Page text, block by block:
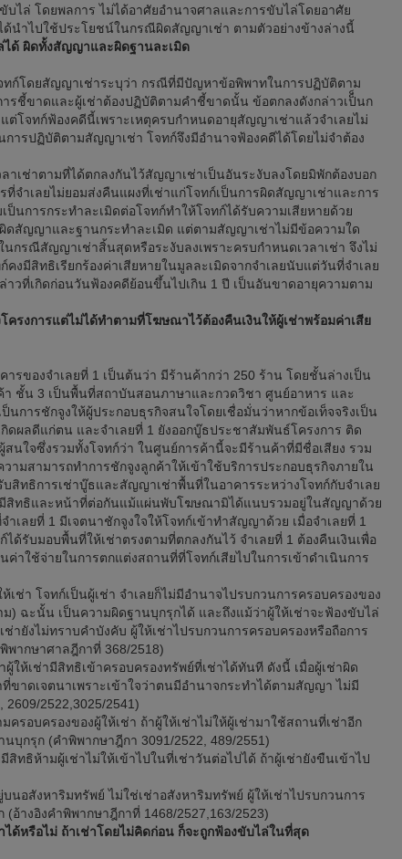
โดยพลการ ไม่ได้อาศัยอำนาจศาลและการขับไล่โดยอาศัย
ด้นำไปใช้ประโยชน์ในกรณีผิดสัญญาเช่า ตามตัวอย่างข้างล่างนี้
ด้ ผิดทั้งสัญญาและผิดฐานละเมิด
ยสัญญาเช่าระบุว่า กรณีที่มีปัญหาข้อพิพาทในการปฏิบัติตาม
ชี้ขาดและผู้เช่าต้องปฏิบัติตามคำชี้ขาดนั้น ข้อตกลงดังกล่าวเป็็นก
จทก์ฟ้องคดีนี้เพราะเหตุครบกำหนดอายุสัญญาเช่าแล้วจำเลยไม่
ารปฏิบัติตามสัญญาเช่า โจทก์จึงมีอำนาจฟ้องคดีได้โดยไม่จำต้อง
าตามที่ได้ตกลงกันไว้สัญญาเช่าเป็นอันระงับลงโดยมิพักต้องบอก
จำเลยไม่ยอมส่งคืนแผงที่เช่าแก่โจทก์เป็นการผิดสัญญาเช่าและการ
ป็นการกระทำละเมิดต่อโจทก์ทำให้โจทก์ได้รับความเสียหายด้วย
ผิดสัญญาและฐานกระทำละเมิด แต่ตามสัญญาเช่าไม่มีข้อความใด
กรณีสัญญาเช่าสิ้นสุดหรือระงับลงเพราะครบกำหนดเวลาเช่า จึงไม่
งมีสิทธิเรียกร้องค่าเสียหายในมูลละเมิดจากจำเลยนับแต่วันที่จำเลย
าวที่เกิดก่อนวันฟ้องคดีย้อนขึ้นไปเกิน 1 ปี เป็นอันขาดอายุความตาม
รงการแต่ไม่ได้ทำตามที่โฆษณาไว้ต้องคืนเงินให้ผู้เช่าพร้อมค่าเสีย
จำเลยที่ 1 เป็นต้นว่า มีร้านค้ากว่า 250 ร้าน โดยชั้นล่างเป็น
ชั้น 3 เป็นพื้นที่สถาบันสอนภาษาและกวดวิชา ศูนย์อาหาร และ
การชักจูงให้ผู้ประกอบธุรกิจสนใจโดยเชื่อมั่นว่าหากข้อเท็จจริงเป็น
ดผลดีแก่ตน และจำเลยที่ 1 ยังออกบู๊ธประชาสัมพันธ์โครงการ ติด
นใจซึ่งรวมทั้งโจทก์ว่า ในศูนย์การค้านี้จะมีร้านค้าที่มีชื่อเสียง รวม
มสามารถทำการชักจูงลูกค้าให้เข้าใช้บริการประกอบธุรกิจภายใน
สิทธิการเช่าบู๊ธและสัญญาเช่าพื้นที่ในอาคารระหว่างโจทก์กับจำเลย
สิทธิและหน้าที่ต่อกันแม้แผ่นพับโฆษณามิได้แนบรวมอยู่ในสัญญาด้วย
เลยที่ 1 มีเจตนาชักจูงใจให้โจทก์เข้าทำสัญญาด้วย เมื่อจำเลยที่ 1
ด้รับมอบพื้นที่ให้เช่าตรงตามที่ตกลงกันไว้ จำเลยที่ 1 ต้องคืนเงินเพื่อ
าใช้จ่ายในการตกแต่งสถานที่ที่โจทก์เสียไปในการเข้าดำเนินการ
โจทก์เป็นผู้เช่า จำเลยก็ไม่มีอำนาจไปรบกวนการครอบครองของ
) ฉะนั้น เป็นความผิดฐานบุกรุกได้ และถึงแม้ว่าผู้ให้เช่าจะฟ้องขับไล่
ายังไม่ทราบคำบังคับ ผู้ให้เช่าไปรบกวนการครอบครองหรือถือการ
พากษาศาลฎีกาที่ 368/2518)
ามีสิทธิเข้าครอบครองทรัพย์ที่เช่าได้ทันที ดังนี้ เมื่อผู้เช่าผิด
ขาดเจตนาเพราะเข้าใจว่าตนมีอำนาจกระทำได้ตามสัญญา ไม่มี
2522,3025/2541)
ครองของผู้ให้เช่า ถ้าผู้ให้เช่าไม่ให้ผู้เช่ามาใช้สถานที่เช่าอีก
บุกรุก (คำพิพากษาฎีกา 3091/2522, 489/2551)
มผู้เช่าไม่ให้เข้าไปในที่เช่าวันต่อไปได้ ถ้าผู้เช่ายังขืนเข้าไป
งหาริมทรัพย์ ไม่ใช่เช่าอสังหาริมทรัพย์ ผู้ให้เช่าไปรบกวนการ
อ้างอิงคำพิพากษาฎีกาที่ 1468/2527,163/2523)
ด้หรือไม่ ถ้าเช่าโดยไม่คิดก่อน ก็จะถูกฟ้องขับไล่ในที่สุด